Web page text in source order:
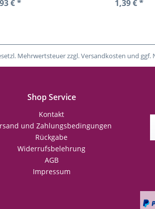
€ * 1,39 € *
Mehrwertsteuer zzgl. Versandkosten und
Shop Service
Kontakt
und Zahlungsbedingungen
Rückgabe
Widerrufsbelehrung
AGB
Impressum